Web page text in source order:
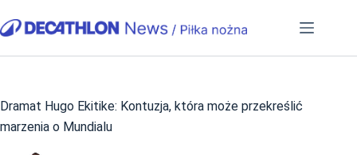
do
Dramat Hugo Ekitike: Kontuzja, która może przekreślić
marzenia o Mundialu